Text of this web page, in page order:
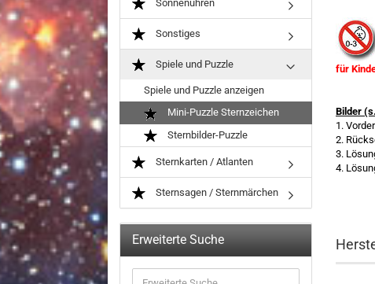
für
Bilder
1.
2.
3.
4.
Sonnenuhren
Sonstiges
Spiele und Puzzle
Spiele und Puzzle anzeigen
Mini-Puzzle Sternzeichen
Sternbilder-Puzzle
Sternkarten / Atlanten
Sternsagen / Sternmärchen
Erweiterte Suche